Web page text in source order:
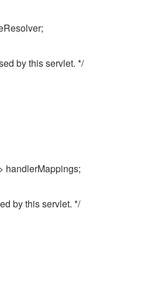
by this servlet. */
handlerMappings;
by this servlet. */